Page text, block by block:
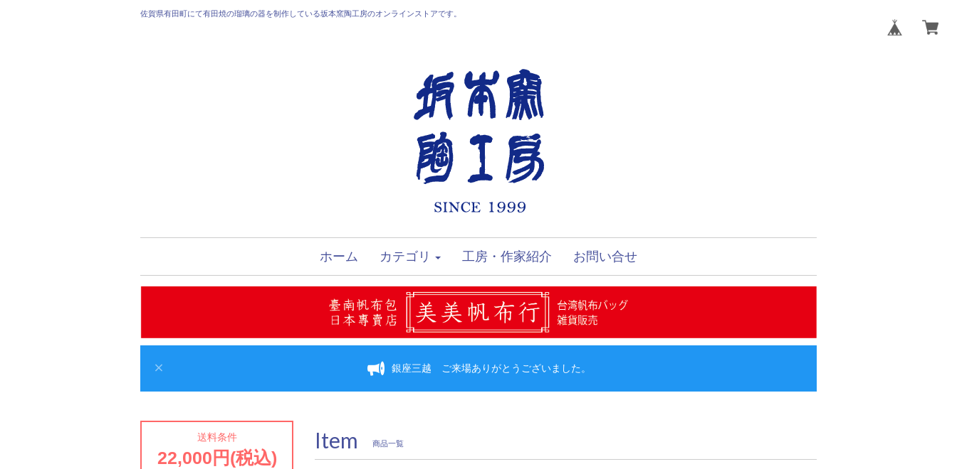
佐賀県有田町にて有田焼の瑠璃の器を制作している坂本窯陶工房のオンラインストアです。
ホーム カテゴリ 工房・作家紹介 お問い合せ
銀座三越 ご来場ありがとうございました。
Item 商品一覧
送料条件
22,000円(税込)